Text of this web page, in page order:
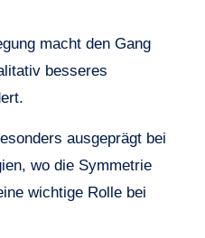
macht den Gang
besseres
ausgeprägt bei
wo die Symmetrie
wichtige Rolle bei